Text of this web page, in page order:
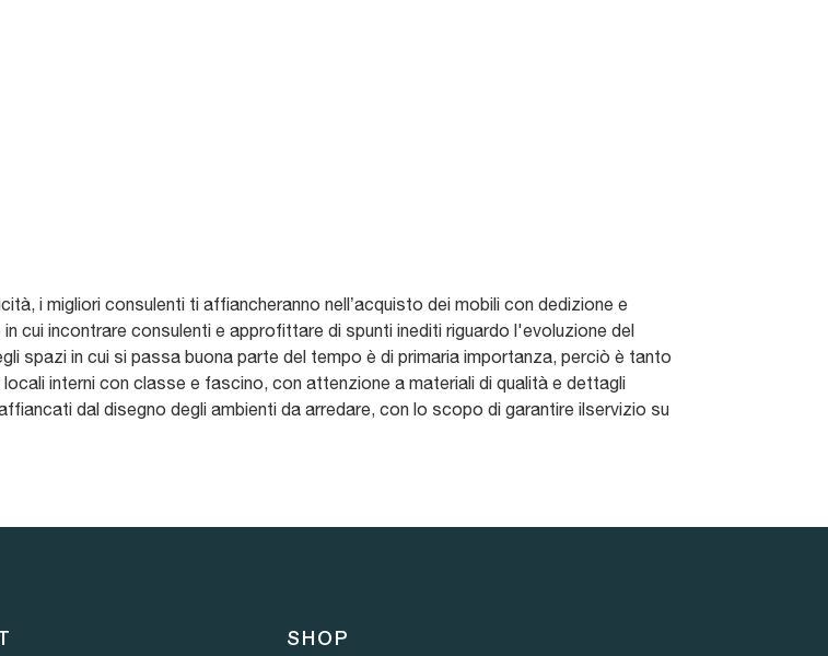
i migliori consulenti ti affiancheranno nell’acquisto dei mobili con dedizione e
cui incontrare consulenti e approfittare di spunti inediti riguardo l'evoluzione del
spazi in cui si passa buona parte del tempo è di primaria importanza, perciò è tanto
interni con classe e fascino, con attenzione a materiali di qualità e dettagli
dal disegno degli ambienti da arredare, con lo scopo di garantire ilservizio su
SHOP